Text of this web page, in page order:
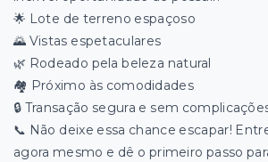
🌟 Lote de terreno espaçoso
🌄 Vistas espetaculares
🌿 Rodeado pela beleza natural
🏘️ Próximo às comodidades
🔒 Transação segura e sem
📞 Não deixe essa chance escapar!
agora mesmo e dê o primeiro passo